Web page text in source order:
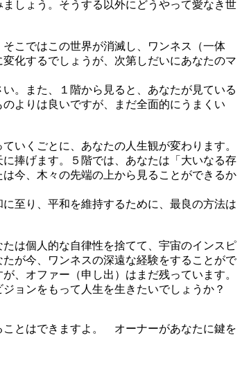
しょう。そうする以外にどうやって愛なき世
こではこの世界が消滅し、ワンネス（一体
化するでしょうが、次第しだいにあなたのマ
。また、１階から見ると、あなたが見ている
よりは良いですが、まだ全面的にうまくい
いくごとに、あなたの人生観が変わります。
捧げます。５階では、あなたは「大いなる存
今、木々の先端の上から見ることができるか
至り、平和を維持するために、最良の方法は
は個人的な自律性を捨てて、宇宙のインスピ
が今、ワンネスの深遠な経験をすることがで
、オファー（申し出）はまだ残っています。
ョンをもって人生を生きたいでしょうか？
とはできますよ。 オーナーがあなたに鍵を